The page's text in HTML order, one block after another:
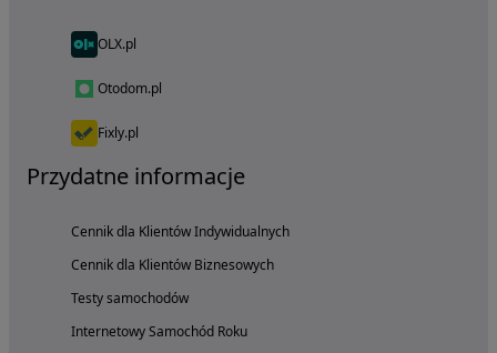
OLX.pl
Otodom.pl
Fixly.pl
Przydatne informacje
Cennik dla Klientów Indywidualnych
Cennik dla Klientów Biznesowych
Testy samochodów
Internetowy Samochód Roku